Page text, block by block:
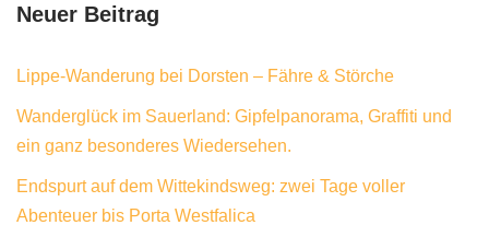
Neuer Beitrag
Lippe-Wanderung bei Dorsten – Fähre & Störche
Wanderglück im Sauerland: Gipfelpanorama, Graffiti und
ein ganz besonderes Wiedersehen.
Endspurt auf dem Wittekindsweg: zwei Tage voller
Abenteuer bis Porta Westfalica